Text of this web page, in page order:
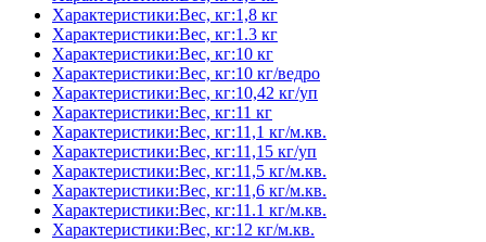
Характеристики:Вес, кг:1,8 кг
Характеристики:Вес, кг:1.3 кг
Характеристики:Вес, кг:10 кг
Характеристики:Вес, кг:10 кг/ведро
Характеристики:Вес, кг:10,42 кг/уп
Характеристики:Вес, кг:11 кг
Характеристики:Вес, кг:11,1 кг/м.кв.
Характеристики:Вес, кг:11,15 кг/уп
Характеристики:Вес, кг:11,5 кг/м.кв.
Характеристики:Вес, кг:11,6 кг/м.кв.
Характеристики:Вес, кг:11.1 кг/м.кв.
Характеристики:Вес, кг:12 кг/м.кв.